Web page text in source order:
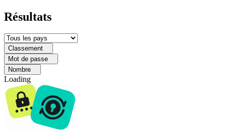
Résultats
Classement
Mot de passe
Nombre
Loading